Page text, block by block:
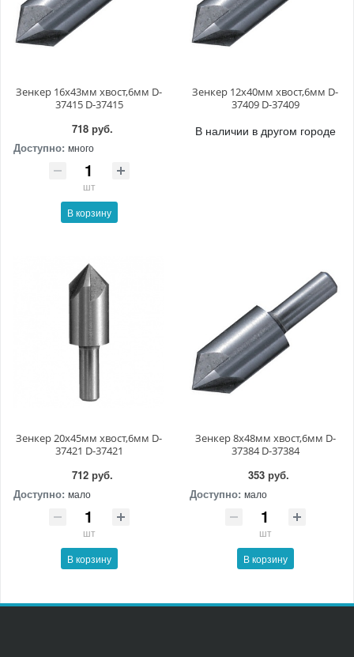
Зенкер 16х43мм хвост,6мм D-
37415 D-37415
718 руб.
Доступно: много
шт
В корзину
Зенкер 12х40мм хвост,6мм D-
37409 D-37409
В наличии в другом городе
Зенкер 20х45мм хвост,6мм D-
37421 D-37421
712 руб.
Доступно: мало
шт
В корзину
Зенкер 8х48мм хвост,6мм D-
37384 D-37384
353 руб.
Доступно: мало
шт
В корзину